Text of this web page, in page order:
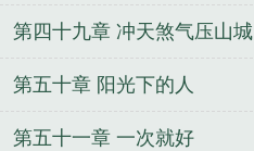
第四十九章 冲天煞气压山城
第五十章 阳光下的人
第五十一章 一次就好